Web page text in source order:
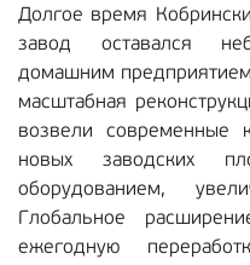
Долгое время
завод оставался
домашним
масштабная
возвели современные
новых заводских
оборудованием,
Глобальное
ежегодную